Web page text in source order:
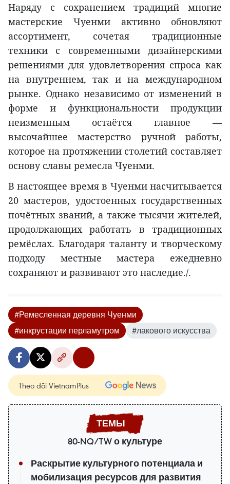
Наряду с сохранением традиций многие
мастерские Чуенми активно обновляют
ассортимент, сочетая традиционные
техники с современными дизайнерскими
решениями для удовлетворения спроса как
на внутреннем, так и на международном
рынке. Однако независимо от изменений в
форме и функциональности продукции
неизменным остаётся главное —
высочайшее мастерство ручной работы,
которое на протяжении столетий составляет
основу славы ремесла Чуенми.
В настоящее время в Чуенми насчитывается
20 мастеров, удостоенных государственных
почётных званий, а также тысячи жителей,
продолжающих работать в традиционных
ремёслах. Благодаря таланту и творческому
подходу местные мастера ежедневно
сохраняют и развивают это наследие./.
#Ремесленная деревня Чуенми
#инкрустации перламутром
#лакового искусства
Theo dõi VietnamPlus
80-NQ/TW о культуре
Раскрытие культурного потенциала и
мобилизация ресурсов для развития